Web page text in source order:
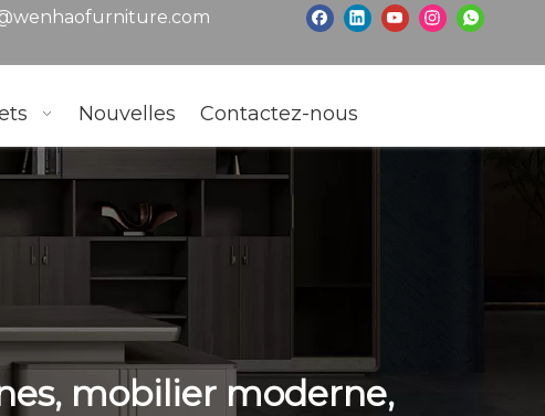
Nouvelles Contactez-nous
mobilier moderne,